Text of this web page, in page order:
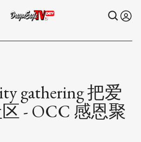
gathering 把爱
- OCC 感恩聚